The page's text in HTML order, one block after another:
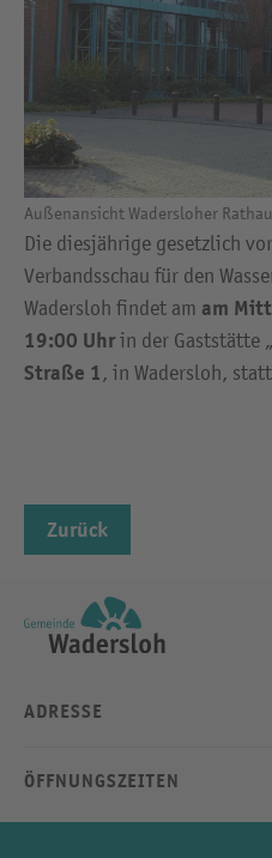
Außenansicht Wadersloher
Die diesjährige gesetzlich
Verbandsschau für den
Wadersloh findet am am
19:00 Uhrin der Gaststätte „
Straße 1 , in Wadersloh,
Zurück
ADRESSE
ÖFFNUNGSZEITEN